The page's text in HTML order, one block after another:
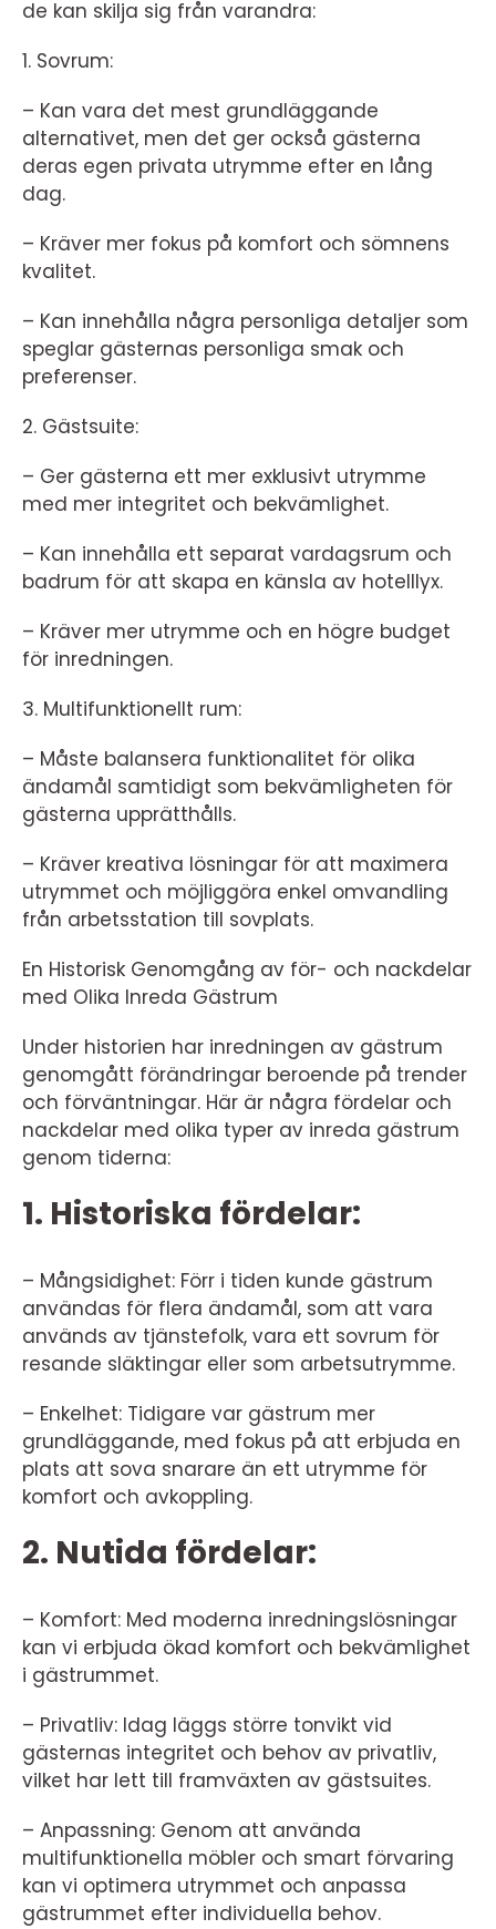
de kan skilja sig från varandra:
1. Sovrum:
– Kan vara det mest grundläggande
alternativet, men det ger också gästerna
deras egen privata utrymme efter en lång
dag.
– Kräver mer fokus på komfort och sömnens
kvalitet.
– Kan innehålla några personliga detaljer som
speglar gästernas personliga smak och
preferenser.
2. Gästsuite:
– Ger gästerna ett mer exklusivt utrymme
med mer integritet och bekvämlighet.
– Kan innehålla ett separat vardagsrum och
badrum för att skapa en känsla av hotelllyx.
– Kräver mer utrymme och en högre budget
för inredningen.
3. Multifunktionellt rum:
– Måste balansera funktionalitet för olika
ändamål samtidigt som bekvämligheten för
gästerna upprätthålls.
– Kräver kreativa lösningar för att maximera
utrymmet och möjliggöra enkel omvandling
från arbetsstation till sovplats.
En Historisk Genomgång av för- och nackdelar
med Olika Inreda Gästrum
Under historien har inredningen av gästrum
genomgått förändringar beroende på trender
och förväntningar. Här är några fördelar och
nackdelar med olika typer av inreda gästrum
genom tiderna:
1. Historiska fördelar:
– Mångsidighet: Förr i tiden kunde gästrum
användas för flera ändamål, som att vara
används av tjänstefolk, vara ett sovrum för
resande släktingar eller som arbetsutrymme.
– Enkelhet: Tidigare var gästrum mer
grundläggande, med fokus på att erbjuda en
plats att sova snarare än ett utrymme för
komfort och avkoppling.
2. Nutida fördelar:
– Komfort: Med moderna inredningslösningar
kan vi erbjuda ökad komfort och bekvämlighet
i gästrummet.
– Privatliv: Idag läggs större tonvikt vid
gästernas integritet och behov av privatliv,
vilket har lett till framväxten av gästsuites.
– Anpassning: Genom att använda
multifunktionella möbler och smart förvaring
kan vi optimera utrymmet och anpassa
gästrummet efter individuella behov.